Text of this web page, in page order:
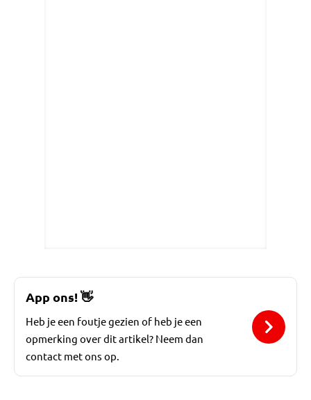
App ons!👋
Heb je een foutje gezien of heb je een
opmerking over dit artikel? Neem dan
contact met ons op.